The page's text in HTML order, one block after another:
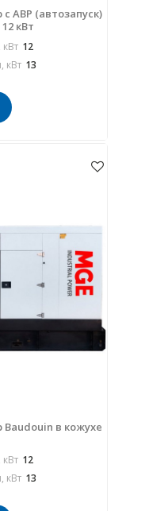
АВР (автозапуск)
кВт
12
кВт 13
в кожухе
12
кВт 13